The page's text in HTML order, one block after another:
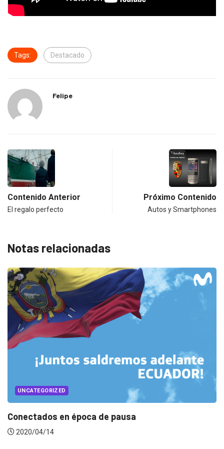
Tags: Destacado
Felipe
Contenido Anterior
El regalo perfecto
Próximo Contenido
Autos y Smartphones
Notas relacionadas
UNCATEGORIZED
Conectados en época de pausa
2020/04/14